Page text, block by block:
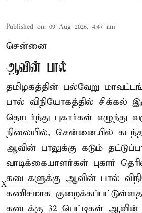
Published on: 09 Aug 2026, 4:47 am
சென்னை
ஆவின் பால்
தமிழகத்தின் பல்வேறு
பால் விநியோகத்தில் சிக்கல்
தொடர்ந்து புகார்கள் எழுந்து
நிலையில், சென்னையில்
ஆவின் பாலுக்கு கடும்
வாடிக்கையாளர்கள் புகார்
கடைகளுக்கு ஆவின் பால்
கணிசமாக
கடைக்கு 32 பெட்டிகள்
X